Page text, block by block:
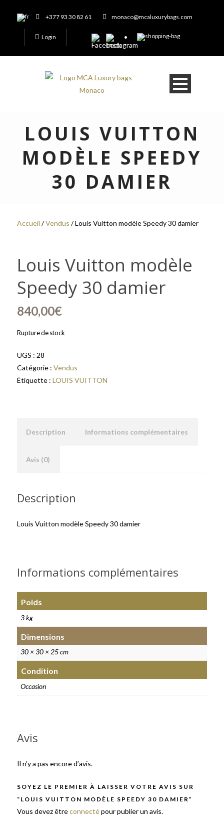
+377 93 30 82 61 monaco@mcaluxurybags.com
Login
LOUIS VUITTON
MODÈLE SPEEDY
30 DAMIER
Accueil /Vendus / Louis Vuitton modèle Speedy 30 damier
Louis Vuitton modèle
Speedy 30 damier
840,00€
Rupture de stock
UGS : 28
Catégorie : Vendus
Étiquette : LOUIS VUITTON
Description Informations complémentaires
Avis (0)
Description
Louis Vuitton modèle Speedy 30 damier
Informations complémentaires
Poids
3 kg
Dimensions
30 × 30 × 25 cm
Condition
Occasion
Avis
Il n’y a pas encore d’avis.
SOYEZ LE PREMIER À LAISSER VOTRE AVIS SUR
“LOUIS VUITTON MODÈLE SPEEDY 30 DAMIER”
Vous devez êtreconnectépour publier un avis.